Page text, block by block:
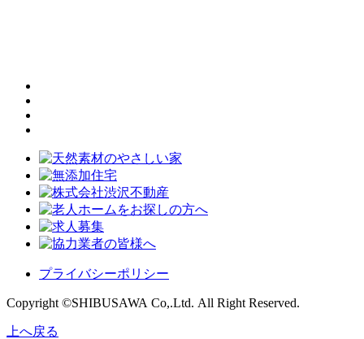
プライバシーポリシー
Copyright ©SHIBUSAWA Co,.Ltd. All Right Reserved.
上へ戻る